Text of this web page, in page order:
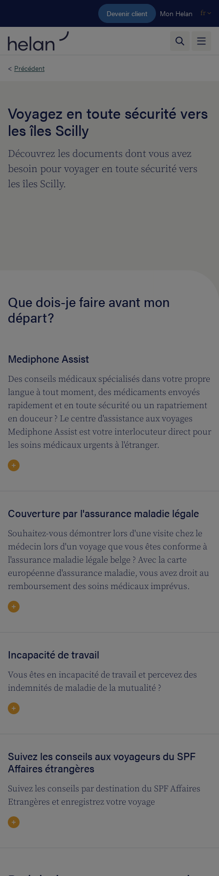
Aller au contenu principal
Devenir client Mon Helan fr
< Précédent
Voyagez en toute sécurité vers
les îles Scilly
Découvrez les documents dont vous avez
besoin pour voyager en toute sécurité vers
les îles Scilly.
Que dois-je faire avant mon
départ?
Mediphone Assist
Des conseils médicaux spécialisés dans votre propre
langue à tout moment, des médicaments envoyés
rapidement et en toute sécurité ou un rapatriement
en douceur ? Le centre d'assistance aux voyages
Mediphone Assist est votre interlocuteur direct pour
les soins médicaux urgents à l'étranger.
Couverture par l'assurance maladie légale
Souhaitez-vous démontrer lors d'une visite chez le
médecin lors d'un voyage que vous êtes conforme à
l'assurance maladie légale belge ? Avec la carte
européenne d'assurance maladie, vous avez droit au
remboursement des soins médicaux imprévus.
Incapacité de travail
Vous êtes en incapacité de travail et percevez des
indemnités de maladie de la mutualité ?
Suivez les conseils aux voyageurs du SPF
Affaires étrangères
Suivez les conseils par destination du SPF Affaires
Etrangères et enregistrez votre voyage